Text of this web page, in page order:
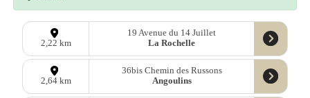
2,22 km
19 Avenue du 14 Juillet
La Rochelle
2,64 km
36bis Chemin des Russons
Angoulins